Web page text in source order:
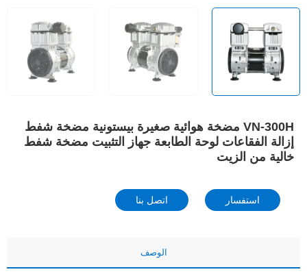
VN-300H مضخة هوائية صغيرة بيستونية مضخة شفط
إزالة الفقاعات لوحة الطابعة جهاز التثبيت مضخة شفط
خالية من الزيت
استفسار اتصل بنا
الوصف